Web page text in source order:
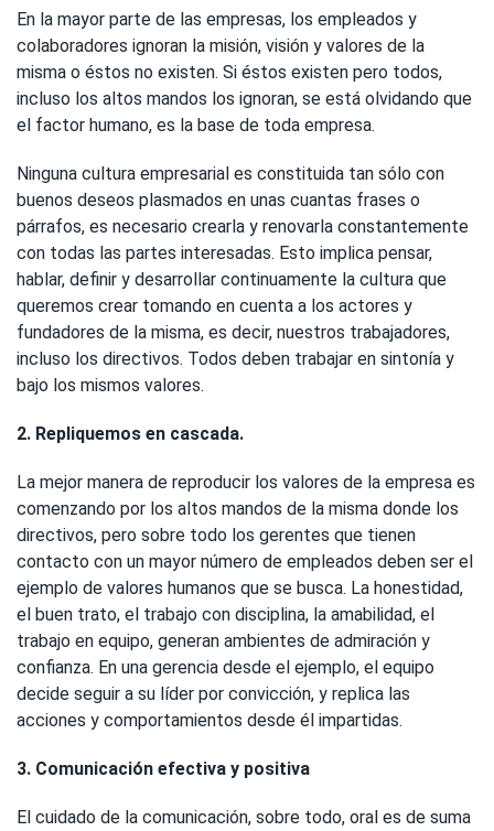
En la mayor parte de las empresas, los empleados y
colaboradores ignoran la misión, visión y valores de la
misma o éstos no existen. Si éstos existen pero todos,
incluso los altos mandos los ignoran, se está olvidando que
el factor humano, es la base de toda empresa.
Ninguna cultura empresarial es constituida tan sólo con
buenos deseos plasmados en unas cuantas frases o
párrafos, es necesario crearla y renovarla constantemente
con todas las partes interesadas. Esto implica pensar,
hablar, definir y desarrollar continuamente la cultura que
queremos crear tomando en cuenta a los actores y
fundadores de la misma, es decir, nuestros trabajadores,
incluso los directivos. Todos deben trabajar en sintonía y
bajo los mismos valores.
2. Repliquemos en cascada.
La mejor manera de reproducir los valores de la empresa es
comenzando por los altos mandos de la misma donde los
directivos, pero sobre todo los gerentes que tienen
contacto con un mayor número de empleados deben ser el
ejemplo de valores humanos que se busca. La honestidad,
el buen trato, el trabajo con disciplina, la amabilidad, el
trabajo en equipo, generan ambientes de admiración y
confianza. En una gerencia desde el ejemplo, el equipo
decide seguir a su líder por convicción, y replica las
acciones y comportamientos desde él impartidas.
3. Comunicación efectiva y positiva
El cuidado de la comunicación, sobre todo, oral es de suma